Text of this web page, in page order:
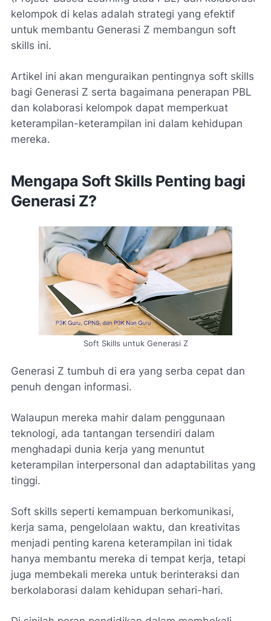
kelompok di kelas adalah strategi yang efektif
untuk membantu Generasi Z membangun soft
skills ini.
Artikel ini akan menguraikan pentingnya soft skills
bagi Generasi Z serta bagaimana penerapan PBL
dan kolaborasi kelompok dapat memperkuat
keterampilan-keterampilan ini dalam kehidupan
mereka.
Mengapa Soft Skills Penting bagi
Generasi Z?
Soft Skills untuk Generasi Z
Generasi Z tumbuh di era yang serba cepat dan
penuh dengan informasi.
Walaupun mereka mahir dalam penggunaan
teknologi, ada tantangan tersendiri dalam
menghadapi dunia kerja yang menuntut
keterampilan interpersonal dan adaptabilitas yang
tinggi.
Soft skills seperti kemampuan berkomunikasi,
kerja sama, pengelolaan waktu, dan kreativitas
menjadi penting karena keterampilan ini tidak
hanya membantu mereka di tempat kerja, tetapi
juga membekali mereka untuk berinteraksi dan
berkolaborasi dalam kehidupan sehari-hari.